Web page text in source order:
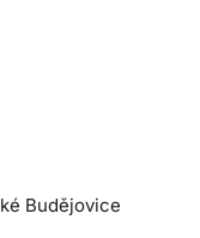
Budějovice